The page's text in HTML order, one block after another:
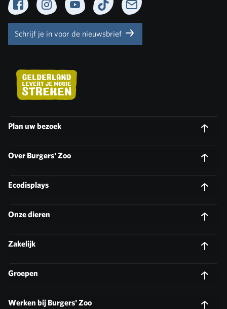
FacebookInstagramYouTubeTikTok Newsletter
Schrijf je in voor de nieuwsbrief
Plan uw bezoek
Over Burgers' Zoo
Ecodisplays
Onze dieren
Zakelijk
Groepen
Werken bij Burgers' Zoo